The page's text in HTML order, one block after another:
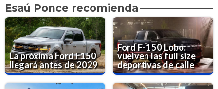
Esaú Ponce recomienda
La próxima Ford F150
llegará antes de 2029
Ford F-150 Lobo:
vuelven las full size
deportivas de calle